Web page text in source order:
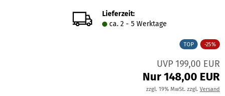
Lieferzeit:
ca. 2 - 5 Werktage
TOP -25%
UVP 199,00 EUR
Nur 148,00 EUR
zzgl. 19% MwSt. zzgl. Versand